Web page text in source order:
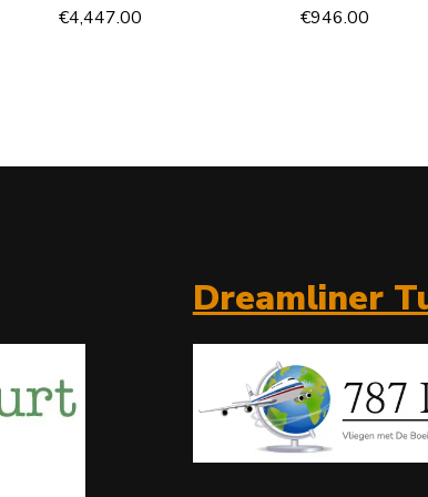
€4,447.00 €946.00
Dreamliner